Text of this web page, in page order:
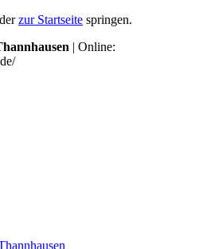
zur Startseite springen.
| Online: